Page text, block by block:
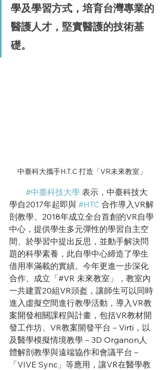
學及學習方式，培育台灣專業的
醫護人才，堅實醫護的技術基
礎。
中臺科大攜手H.T.C 打造「VR未來教室」
#中臺科技大學 表示，中臺科技大
學自2017年起即與 #HTC 合作導入VR解
剖教學、2018年成立全台首創的VR自學
中心，提供學生多元彈性的學習自主空
間、於學習中提出反思，並動手解決問
題的科學素養，此自學中心締造了學生
借用率滿載的實績。今年更進一步深化
合作、成立「#VR 未來教室」，教室內
一共建置20組VR頭盔，讓師生可以同時
進入虛擬空間進行教學活動，導入VR教
案開發相關課程與計畫，包括VR教材開
發工作坊、VR教案開發平台－Virti，以
及醫學模擬情境教學－3D Organon人
體解剖教學與遠端協作和會議平台－
「VIVE Sync」等應用，讓VR在醫學教